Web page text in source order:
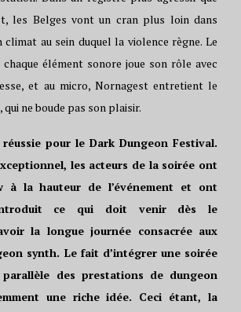
les Belges vont un cran plus loin dans
climat au sein duquel la violence règne. Le
élément sonore joue son rôle avec
et au micro, Nornagest entretient le
ne boude pas son plaisir.
pour le Dark Dungeon Festival.
les acteurs de la soirée ont
à la hauteur de l’événement et ont
ce qui doit venir dès le
la longue journée consacrée aux
synth. Le fait d’intégrer une soirée
des prestations de dungeon
une riche idée. Ceci étant, la